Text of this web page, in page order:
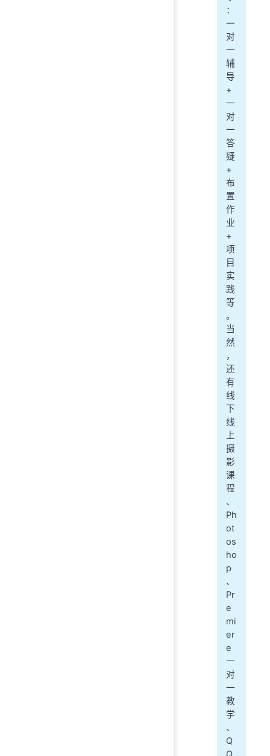
：
一
对
一
辅
导
+
一
对
一
答
疑
+
布
置
作
业
+
项
目
实
践
等
。
当
然
，
还
有
线
下
线
上
摄
影
课
程
、
Ph
ot
os
ho
p
、
Pr
e
mi
er
e
一
对
一
教
学
、
Q